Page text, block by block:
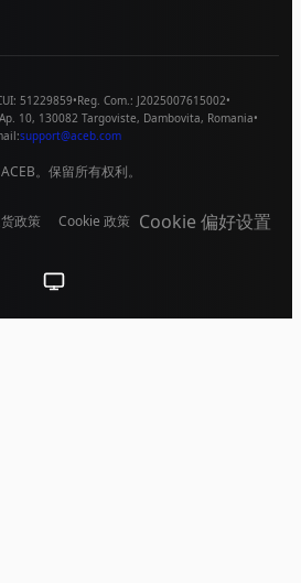
51229859•Reg. Com.: J2025007615002•
10, 130082 Targoviste, Dambovita, Romania•
support@aceb.com
ACEB。保留所有权利。
政策 Cookie 政策 Cookie 偏好设置
跟随系统（点击切换到浅色）